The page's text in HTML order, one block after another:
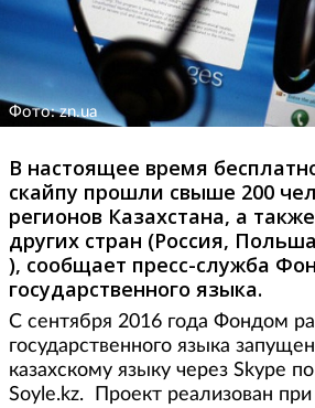
Фото: zn.ua
В настоящее время
скайпу прошли свыше 200
регионов Казахстана, а
других стран (Россия,
), сообщает пресс-служба
государственного языка.
С сентября 2016 года Фондом
государственного языка
казахскому языку через Skype
Soyle.kz. Проект реализован